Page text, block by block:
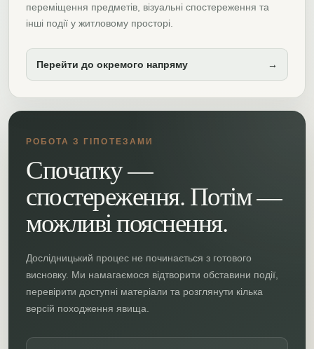
переміщення предметів, візуальні спостереження та
інші події у житловому просторі.
Перейти до окремого напряму →
РОБОТА З ГІПОТЕЗАМИ
Спочатку —
спостереження. Потім —
можливі пояснення.
Дослідницький процес не починається з готового
висновку. Ми намагаємося відтворити обставини події,
перевірити доступні матеріали та розглянути кілька
версій походження явища.